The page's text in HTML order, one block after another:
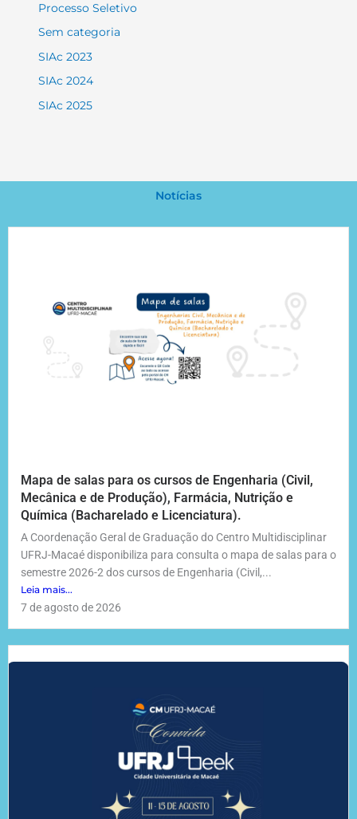
Processo Seletivo
Sem categoria
SIAc 2023
SIAc 2024
SIAc 2025
Notícias
Mapa de salas para os cursos de Engenharia (Civil,
Mecânica e de Produção), Farmácia, Nutrição e
Química (Bacharelado e Licenciatura).
A Coordenação Geral de Graduação do Centro Multidisciplinar
UFRJ-Macaé disponibiliza para consulta o mapa de salas para o
semestre 2026-2 dos cursos de Engenharia (Civil,...
Leia mais...
7 de agosto de 2026